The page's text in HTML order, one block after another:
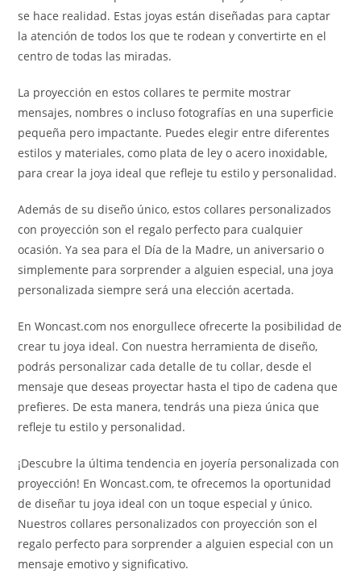
se hace realidad. Estas joyas están diseñadas para captar
la atención de todos los que te rodean y convertirte en el
centro de todas las miradas.
La proyección en estos collares te permite mostrar
mensajes, nombres o incluso fotografías en una superficie
pequeña pero impactante. Puedes elegir entre diferentes
estilos y materiales, como plata de ley o acero inoxidable,
para crear la joya ideal que refleje tu estilo y personalidad.
Además de su diseño único, estos collares personalizados
con proyección son el regalo perfecto para cualquier
ocasión. Ya sea para el Día de la Madre, un aniversario o
simplemente para sorprender a alguien especial, una joya
personalizada siempre será una elección acertada.
En Woncast.com nos enorgullece ofrecerte la posibilidad de
crear tu joya ideal. Con nuestra herramienta de diseño,
podrás personalizar cada detalle de tu collar, desde el
mensaje que deseas proyectar hasta el tipo de cadena que
prefieres. De esta manera, tendrás una pieza única que
refleje tu estilo y personalidad.
¡Descubre la última tendencia en joyería personalizada con
proyección! En Woncast.com, te ofrecemos la oportunidad
de diseñar tu joya ideal con un toque especial y único.
Nuestros collares personalizados con proyección son el
regalo perfecto para sorprender a alguien especial con un
mensaje emotivo y significativo.